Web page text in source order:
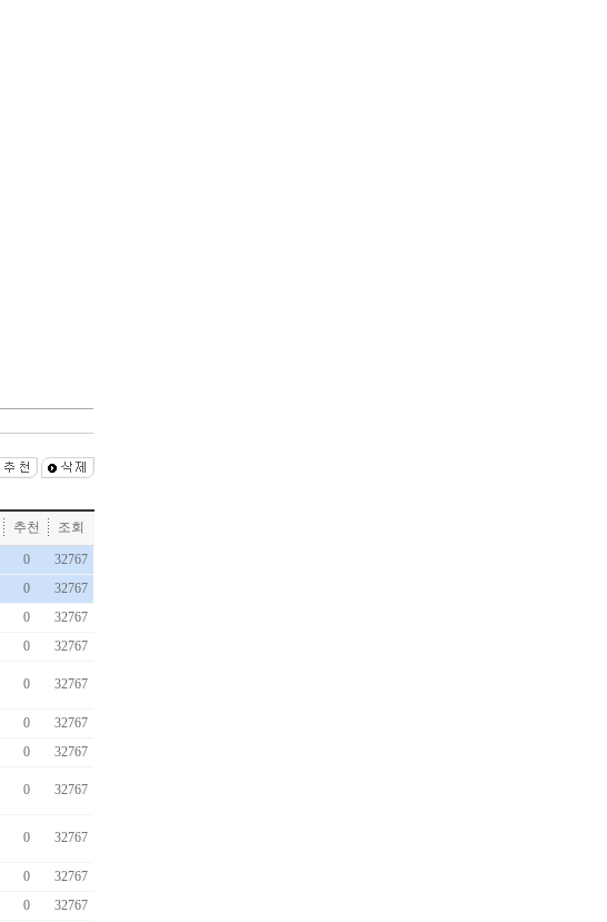
추천 조회
0
32767
0
32767
0
32767
0 32767
0 32767
0
32767
0 32767
0 32767
0 32767
0
32767
0 32767